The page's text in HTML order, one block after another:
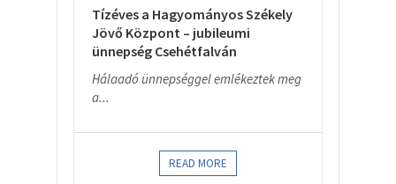
Tízéves a Hagyományos Székely
Jövő Központ – jubileumi
ünnepség Csehétfalván
Hálaadó ünnepséggel emlékeztek meg
a...
READ MORE